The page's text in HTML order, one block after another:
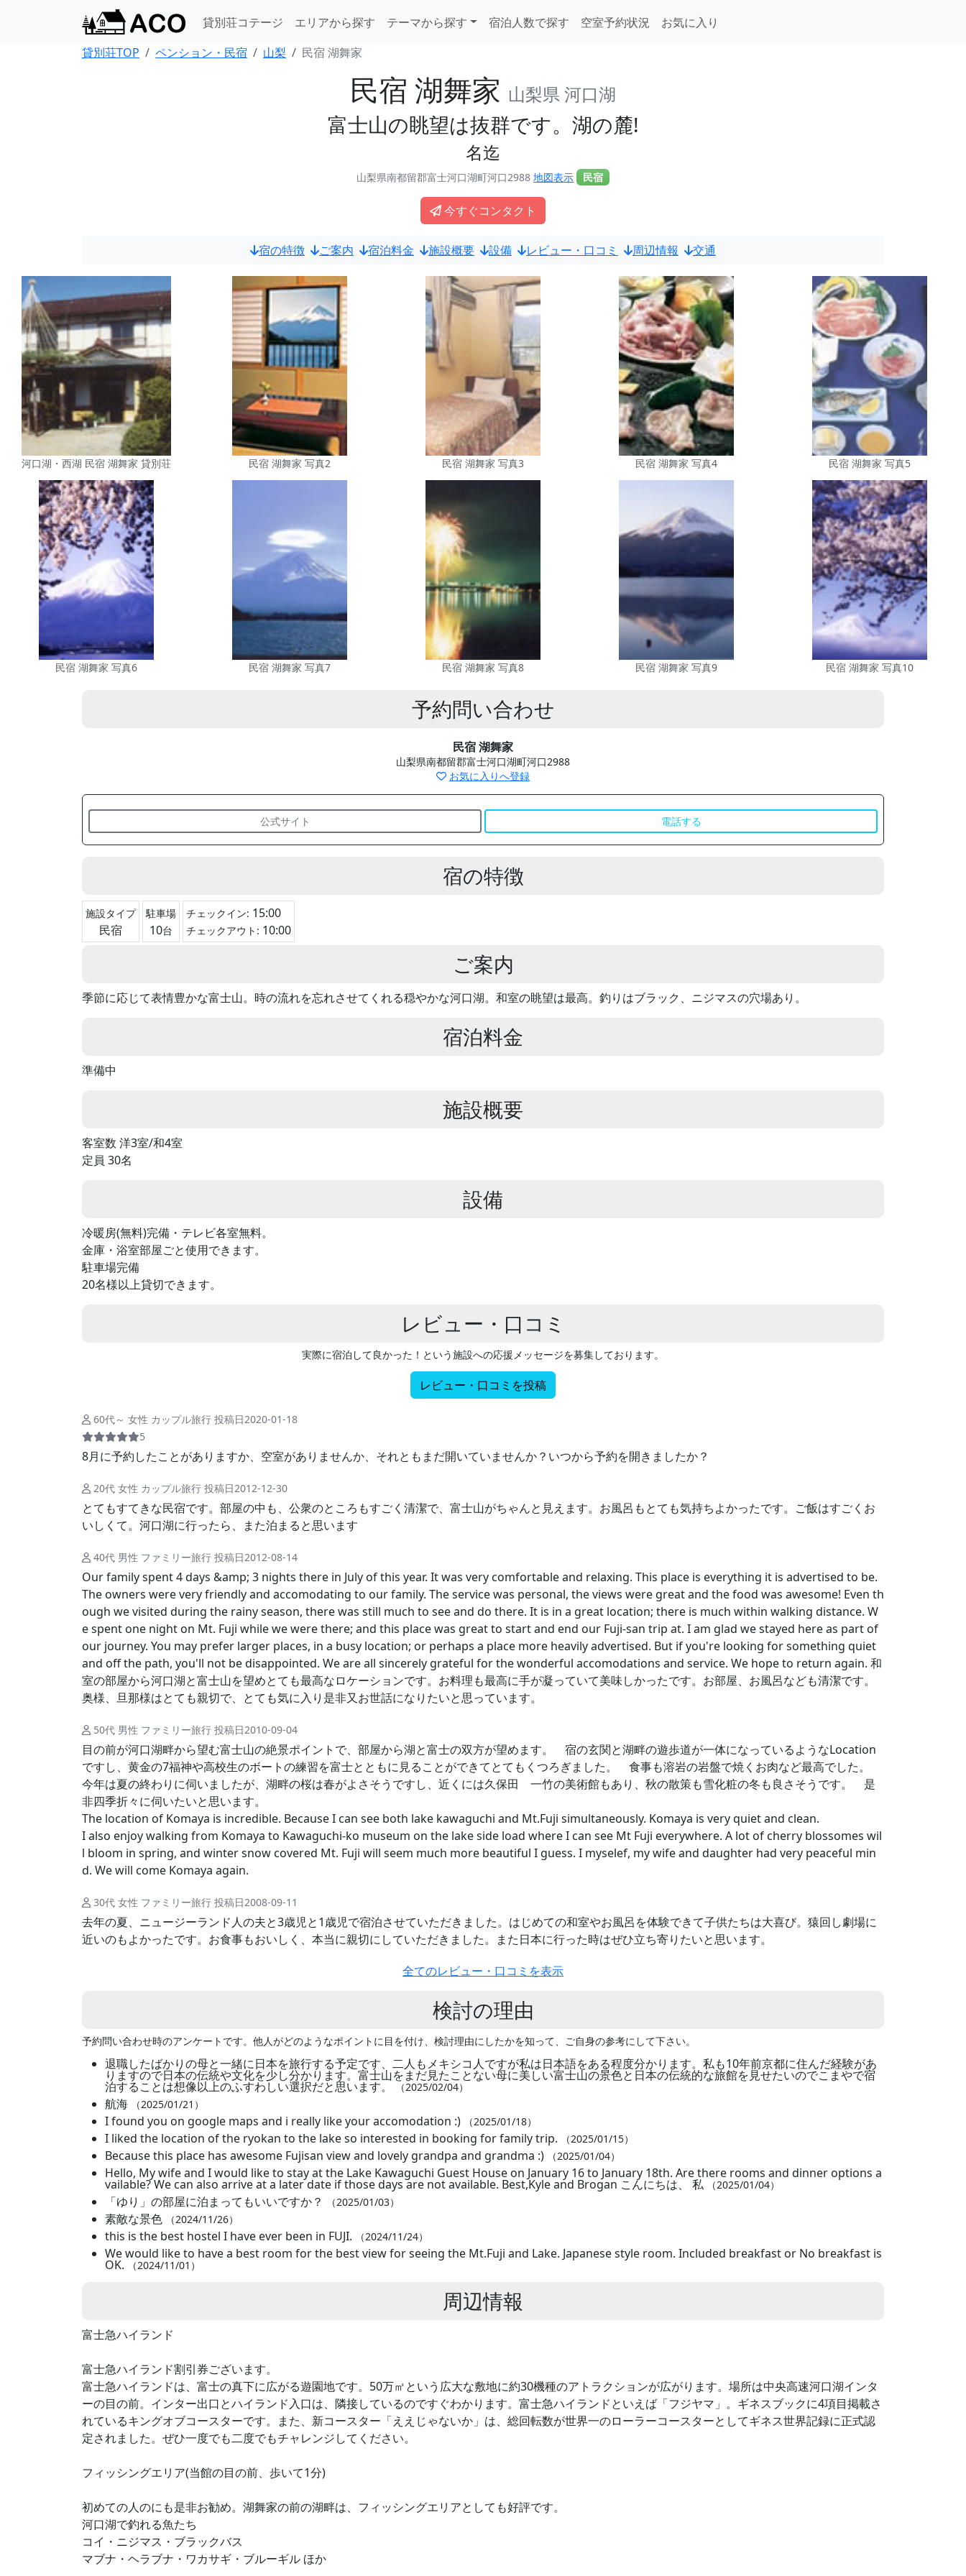
貸別荘コテージ エリアから探す テーマから探す 宿泊人数で探す 空室予約状況
お気に入り
貸別荘TOP
ペンション・民宿 山梨 民宿 湖舞家
民宿 湖舞家 山梨県 河口湖
富士山の眺望は抜群です。湖の麓!
名迄
山梨県南都留郡富士河口湖町河口2988地図表示 民宿
今すぐコンタクト
宿の特徴 ご案内 宿泊料金 施設概要 設備 レビュー・口コミ 周辺情報 交通
河口湖・西湖 民宿 湖舞家 貸別荘 民宿 湖舞家 写真2 民宿 湖舞家 写真3 民宿 湖舞家 写真4 民宿 湖舞家 写真5
民宿 湖舞家 写真6 民宿 湖舞家 写真7 民宿 湖舞家 写真8 民宿 湖舞家 写真9 民宿 湖舞家 写真10
予約問い合わせ
民宿 湖舞家
山梨県南都留郡富士河口湖町河口2988
お気に入りへ登録
公式サイト 電話する
宿の特徴
施設タイプ
民宿
駐車場
10台
チェックイン: 15:00
チェックアウト: 10:00
ご案内
季節に応じて表情豊かな富士山。時の流れを忘れさせてくれる穏やかな河口湖。和室の眺望は最高。釣りはブラック、ニジマスの穴場あり。
宿泊料金
準備中
施設概要
客室数 洋3室/和4室
定員 30名
設備
冷暖房(無料)完備・テレビ各室無料。
金庫・浴室部屋ごと使用できます。
駐車場完備
20名様以上貸切できます。
レビュー・口コミ
実際に宿泊して良かった！という施設への応援メッセージを募集しております。
レビュー・口コミを投稿
60代～ 女性 カップル旅行 投稿日2020-01-18
5
8月に予約したことがありますか、空室がありませんか、それともまだ開いていませんか？いつから予約を開きましたか？
20代 女性 カップル旅行 投稿日2012-12-30
とてもすてきな民宿です。部屋の中も、公衆のところもすごく清潔で、富士山がちゃんと見えます。お風呂もとても気持ちよかったです。ご飯はすごくお
いしくて。河口湖に行ったら、また泊まると思います
40代 男性 ファミリー旅行 投稿日2012-08-14
Our family spent 4 days &amp; 3 nights there in July of this year. It was very comfortable and relaxing. This place is everything it is advertised to be.
The owners were very friendly and accomodating to our family. The service was personal, the views were great and the food was awesome! Even th
ough we visited during the rainy season, there was still much to see and do there. It is in a great location; there is much within walking distance. W
e spent one night on Mt. Fuji while we were there; and this place was great to start and end our Fuji-san trip at. I am glad we stayed here as part of
our journey. You may prefer larger places, in a busy location; or perhaps a place more heavily advertised. But if you're looking for something quiet
and off the path, you'll not be disappointed. We are all sincerely grateful for the wonderful accomodations and service. We hope to return again. 和
室の部屋から河口湖と富士山を望めとても最高なロケーションです。お料理も最高に手が凝っていて美味しかったです。お部屋、お風呂なども清潔です。
奥様、旦那様はとても親切で、とても気に入り是非又お世話になりたいと思っています。
50代 男性 ファミリー旅行 投稿日2010-09-04
目の前が河口湖畔から望む富士山の絶景ポイントで、部屋から湖と富士の双方が望めます。 宿の玄関と湖畔の遊歩道が一体になっているようなLocation
ですし、黄金の7福神や高校生のボートの練習を富士とともに見ることができてとてもくつろぎました。 食事も溶岩の岩盤で焼くお肉など最高でした。
今年は夏の終わりに伺いましたが、湖畔の桜は春がよさそうですし、近くには久保田 一竹の美術館もあり、秋の散策も雪化粧の冬も良さそうです。 是
非四季折々に伺いたいと思います。
The location of Komaya is incredible. Because I can see both lake kawaguchi and Mt.Fuji simultaneously. Komaya is very quiet and clean.
I also enjoy walking from Komaya to Kawaguchi-ko museum on the lake side load where I can see Mt Fuji everywhere. A lot of cherry blossomes wil
l bloom in spring, and winter snow covered Mt. Fuji will seem much more beautiful I guess. I myselef, my wife and daughter had very peaceful min
d. We will come Komaya again.
30代 女性 ファミリー旅行 投稿日2008-09-11
去年の夏、ニュージーランド人の夫と3歳児と1歳児で宿泊させていただきました。はじめての和室やお風呂を体験できて子供たちは大喜び。猿回し劇場に
近いのもよかったです。お食事もおいしく、本当に親切にしていただきました。また日本に行った時はぜひ立ち寄りたいと思います。
全てのレビュー・口コミを表示
検討の理由
予約問い合わせ時のアンケートです。他人がどのようなポイントに目を付け、検討理由にしたかを知って、ご自身の参考にして下さい。
退職したばかりの母と一緒に日本を旅行する予定です、二人もメキシコ人ですが私は日本語をある程度分かります。私も10年前京都に住んだ経験があ
りますので日本の伝統や文化を少し分かります。富士山をまだ見たことない母に美しい富士山の景色と日本の伝統的な旅館を見せたいのでこまやで宿
泊することは想像以上のふすわしい選択だと思います。 （2025/02/04）
航海 （2025/01/21）
I found you on google maps and i really like your accomodation :) （2025/01/18）
I liked the location of the ryokan to the lake so interested in booking for family trip. （2025/01/15）
Because this place has awesome Fujisan view and lovely grandpa and grandma :) （2025/01/04）
Hello, My wife and I would like to stay at the Lake Kawaguchi Guest House on January 16 to January 18th. Are there rooms and dinner options a
vailable? We can also arrive at a later date if those days are not available. Best,Kyle and Brogan こんにちは、 私 （2025/01/04）
「ゆり」の部屋に泊まってもいいですか？ （2025/01/03）
素敵な景色 （2024/11/26）
this is the best hostel I have ever been in FUJI. （2024/11/24）
We would like to have a best room for the best view for seeing the Mt.Fuji and Lake. Japanese style room. Included breakfast or No breakfast is
OK. （2024/11/01）
周辺情報
富士急ハイランド
富士急ハイランド割引券ございます。
富士急ハイランドは、富士の真下に広がる遊園地です。50万㎡という広大な敷地に約30機種のアトラクションが広がります。場所は中央高速河口湖インタ
ーの目の前。インター出口とハイランド入口は、隣接しているのですぐわかります。富士急ハイランドといえば「フジヤマ」。ギネスブックに4項目掲載さ
れているキングオブコースターです。また、新コースター「ええじゃないか」は、総回転数が世界一のローラーコースターとしてギネス世界記録に正式認
定されました。ぜひ一度でも二度でもチャレンジしてください。
フィッシングエリア(当館の目の前、歩いて1分)
初めての人のにも是非お勧め。湖舞家の前の湖畔は、フィッシングエリアとしても好評です。
河口湖で釣れる魚たち
コイ・ニジマス・ブラックバス
マブナ・ヘラブナ・ワカサギ・ブルーギル ほか